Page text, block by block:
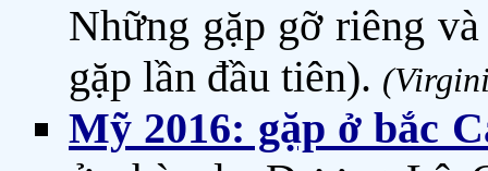
Những gặp gỡ riêng
gặp lần đầu tiên).
Mỹ 2016: gặp ở bắc